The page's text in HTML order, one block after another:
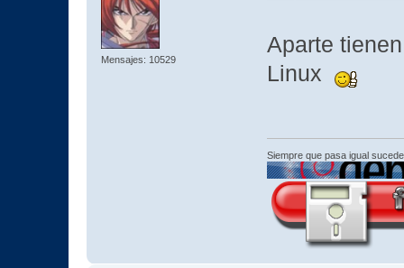
Mensajes: 10529
Aparte
Linux
Siempre que pasa igual